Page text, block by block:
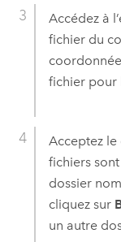
Accédez à
fichier du
fichier pour
Acceptez
fichiers
dossier
cliquez sur
un autre